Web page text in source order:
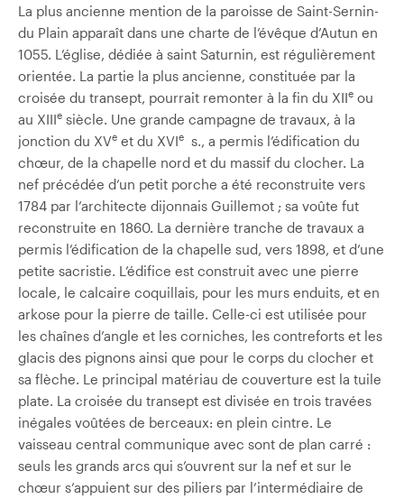
La plus ancienne mention de la paroisse de Saint-Sernin-
du­ Plain apparaît dans une charte de l’évêque d’Autun en
1055. L’église, dédiée à saint Saturnin, est régulièrement
orientée. La partie la plus ancienne, constituée par la
croisée du transept, pourrait remonter à la fin du XIIe ou
au XIIIe siècle. Une grande campagne de travaux, à la
jonction du XVe et du XVIe
s., a permis l’édification du
chœur, de la chapelle nord et du massif du clocher. La
nef précédée d’un petit porche a été reconstruite vers
1784 par l’architecte dijonnais Guillemot ; sa voûte fut
reconstruite en 1860. La dernière tranche de travaux a
permis l’édification de la chapelle sud, vers 1898, et d’une
petite sacristie. L’édifice est construit avec une pierre
locale, le calcaire coquillais, pour les murs enduits, et en
arkose pour la pierre de taille. Celle-ci est utilisée pour
les chaînes d’angle et les corniches, les contreforts et les
glacis des pignons ainsi que pour le corps du clocher et
sa flèche. Le principal matériau de couverture est la tuile
plate. La croisée du transept est divisée en trois travées
inégales voûtées de berceaux: en plein cintre. Le
vaisseau central communique avec sont de plan carré :
seuls les grands arcs qui s’ouvrent sur la nef et sur le
chœur s’appuient sur des piliers par l’intermédiaire de